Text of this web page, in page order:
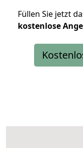
Füllen Sie jetzt
kostenlose